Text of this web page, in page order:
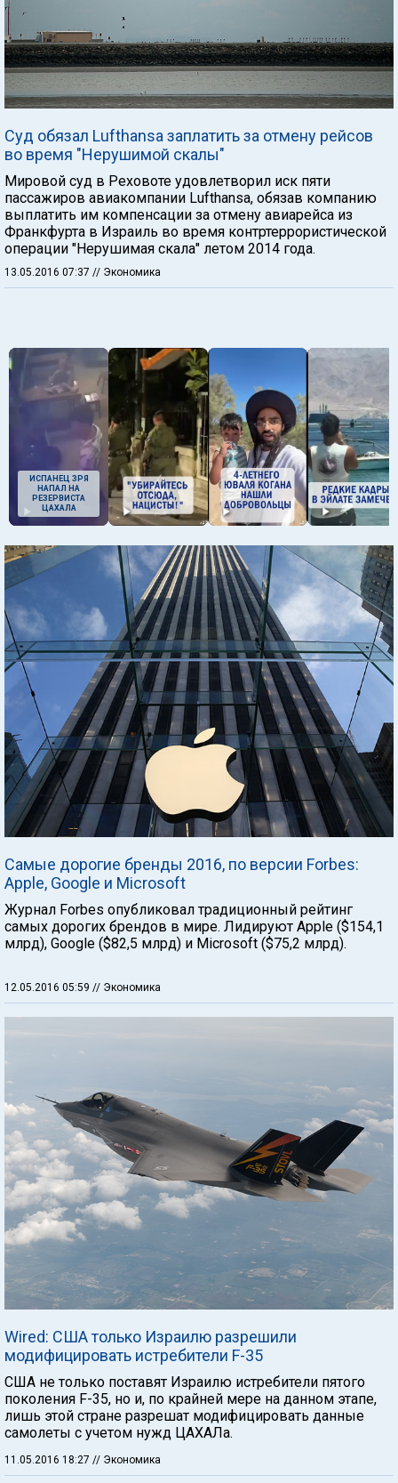
Суд обязал Lufthansa заплатить за отмену рейсов
во время "Нерушимой скалы"
Мировой суд в Реховоте удовлетворил иск пяти
пассажиров авиакомпании Lufthansa, обязав компанию
выплатить им компенсации за отмену авиарейса из
Франкфурта в Израиль во время контртеррористической
операции "Нерушимая скала" летом 2014 года.
13.05.2016 07:37 // Экономика
ИСПАНЕЦ ЗРЯ
НАПАЛ НА
РЕЗЕРВИСТА
ЦАХАЛА
Самые дорогие бренды 2016, по версии Forbes:
Apple, Google и Microsoft
Журнал Forbes опубликовал традиционный рейтинг
самых дорогих брендов в мире. Лидируют Apple ($154,1
млрд), Google ($82,5 млрд) и Microsoft ($75,2 млрд).
12.05.2016 05:59 // Экономика
Wired: США только Израилю разрешили
модифицировать истребители F-35
США не только поставят Израилю истребители пятого
поколения F-35, но и, по крайней мере на данном этапе,
лишь этой стране разрешат модифицировать данные
самолеты с учетом нужд ЦАХАЛа.
11.05.2016 18:27 // Экономика